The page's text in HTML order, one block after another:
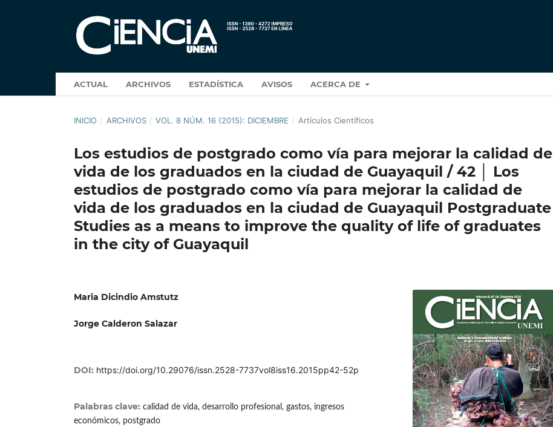
ACTUAL ARCHIVOS ESTADÍSTICA AVISOS ACERCA DE
INICIO / ARCHIVOS / VOL. 8 NÚM. 16 (2015): DICIEMBRE / Artículos Científicos
Los estudios de postgrado como vía para mejorar la calidad de
vida de los graduados en la ciudad de Guayaquil / 42 │ Los
estudios de postgrado como vía para mejorar la calidad de
vida de los graduados en la ciudad de Guayaquil Postgraduate
Studies as a means to improve the quality of life of graduates
in the city of Guayaquil
Maria Dicindio Amstutz
Jorge Calderon Salazar
DOI: https://doi.org/10.29076/issn.2528-7737vol8iss16.2015pp42-52p
Palabras clave: calidad de vida, desarrollo profesional, gastos, ingresos
económicos, postgrado